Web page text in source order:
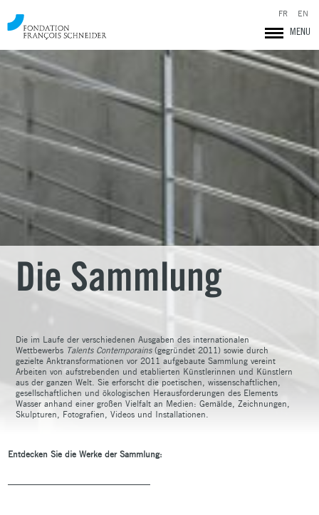
Fondation François Schneider
MENU
FR EN
Die Sammlung
Die im Laufe der verschiedenen Ausgaben des internationalen
Wettbewerbs Talents Contemporains(gegründet 2011) sowie durch
gezielte Anktransformationen vor 2011 aufgebaute Sammlung vereint
Arbeiten von aufstrebenden und etablierten Künstlerinnen und Künstlern
aus der ganzen Welt. Sie erforscht die poetischen, wissenschaftlichen,
gesellschaftlichen und ökologischen Herausforderungen des Elements
Wasser anhand einer großen Vielfalt an Medien: Gemälde, Zeichnungen,
Skulpturen, Fotografien, Videos und Installationen.
Entdecken Sie die Werke der Sammlung: